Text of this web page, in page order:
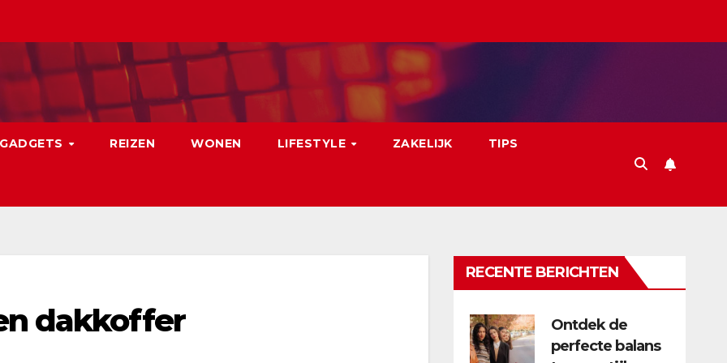
GADGETS REIZEN WONEN LIFESTYLE ZAKELIJK TIPS
dakkoffer
RECENTE BERICHTEN
Ontdek de
perfecte balans